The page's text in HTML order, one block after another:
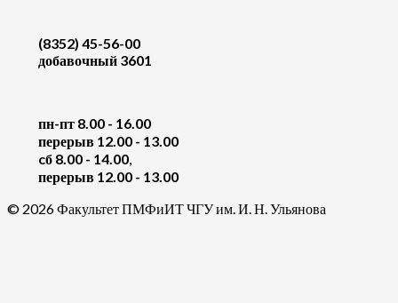
(8352) 45-56-00
добавочный 3601
пн-пт 8.00 - 16.00
перерыв 12.00 - 13.00
cб 8.00 - 14.00,
перерыв 12.00 - 13.00
© 2026 Факультет ПМФиИТ ЧГУ им. И. Н. Ульянова